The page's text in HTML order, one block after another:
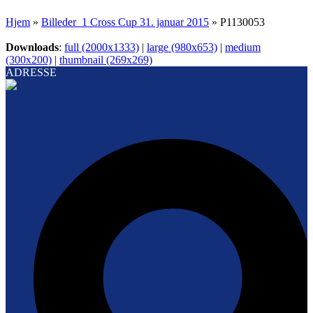
Hjem » Billeder_1 Cross Cup 31. januar 2015 » P1130053
Downloads: full (2000x1333) | large (980x653) | medium
(300x200) | thumbnail (269x269)
ADRESSE